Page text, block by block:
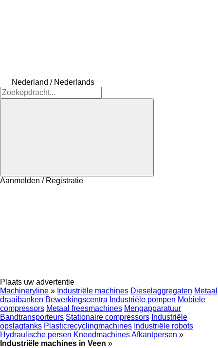
Nederland / Nederlands
Aanmelden / Registratie
Plaats uw advertentie
Machineryline » Industriële machines Dieselaggregaten Metaal
draaibanken Bewerkingscentra Industriële pompen Mobiele
compressors Metaal freesmachines Mengapparatuur
Bandtransporteurs Stationaire compressors Industriële
opslagtanks Plasticrecyclingmachines Industriële robots
Hydraulische persen KneedmachinesAfkantpersen »
Industriële machines in Veen »